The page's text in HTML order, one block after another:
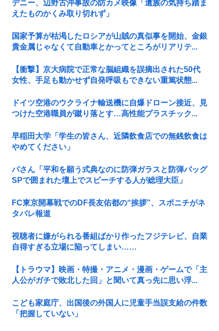
デニー、辺野古沖事故の防カメ映像「遺族の気持ち踏ま
えたものかくみ取り切れず」
国家予算が枯渇したロシアが山賊の真似事を開始、金銀
貴金属じゃなくて自動車とかってところがリアリテ...
【衝撃】京大病院で正常な脳組織を誤摘出された50代
女性、手足も動かせず自発呼吸もできない重篤状態...
ドイツ空港のウクライナ輸送機に自爆ドローン接近、見
つけた空港職員が蹴り落とす…高性能プラスチック...
早稲田大学「学生の皆さん、近隣飲食店での無銭飲食は
やめてください」
パさん「平和を願う式典なのに防弾ガラスと防弾バッグ
SPで囲まれた壇上でスピーチする人が総理大臣」
FC東京開幕戦でのDF長友佑都の“挨拶”、スポニチがネ
タバレ報道
視聴者に嫌がられる番組ばかり作ったフジテレビ、自業
自得すぎる立場に陥ってしまい……
【トラウマ】映画・特撮・アニメ・漫画・ゲームで「主
人公がガチで敗北した回」と聞いて真っ先に思い浮...
こども家庭庁、出国後の外国人に児童手当誤支給の件数
「把握していない」